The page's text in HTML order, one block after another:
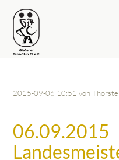
2015-09-06 10:51 von
06.09.2015